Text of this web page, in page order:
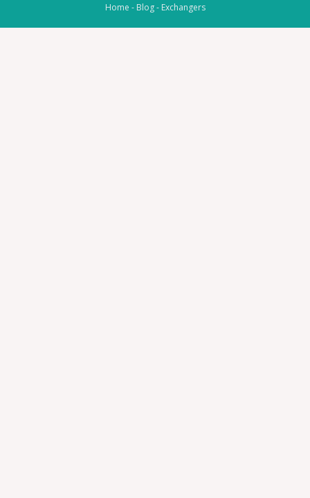
Home - Blog- Exchangers